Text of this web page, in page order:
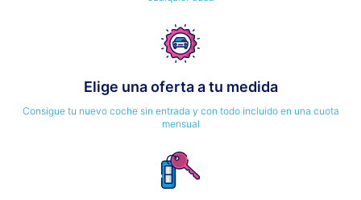
Elige una oferta a tu medida
Consigue tu nuevo coche sin entrada y con todo incluido en una cuota
mensual